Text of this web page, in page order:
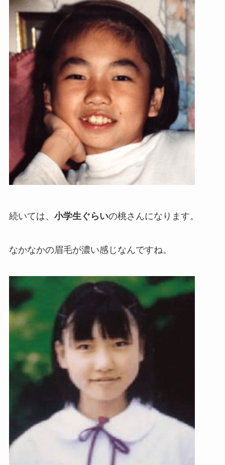
続いては、 小学生ぐらいの桃さんになります。
なかなかの眉毛が濃い感じなんですね。